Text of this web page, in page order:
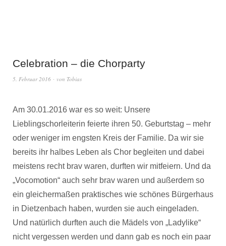
Celebration – die Chorparty
5. Februar 2016 von Tobias
Am 30.01.2016 war es so weit: Unsere
Lieblingschorleiterin feierte ihren 50. Geburtstag – mehr
oder weniger im engsten Kreis der Familie. Da wir sie
bereits ihr halbes Leben als Chor begleiten und dabei
meistens recht brav waren, durften wir mitfeiern. Und da
„Vocomotion“ auch sehr brav waren und außerdem so
ein gleichermaßen praktisches wie schönes Bürgerhaus
in Dietzenbach haben, wurden sie auch eingeladen.
Und natürlich durften auch die Mädels von „Ladylike“
nicht vergessen werden und dann gab es noch ein paar